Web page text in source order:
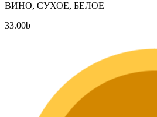
ВИНО, СУХОЕ, БЕЛОЕ
33.00b